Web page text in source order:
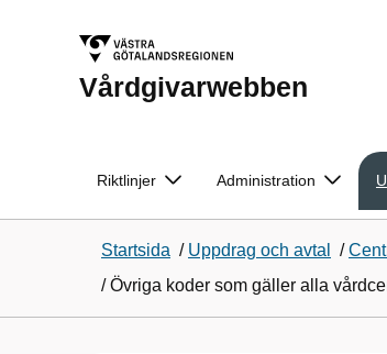
Vårdgivarwebben
Riktlinjer Administration
Startsida / Uppdrag och avtal /
/Övriga koder som gäller alla